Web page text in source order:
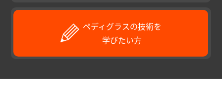
ペディグラスの技術を
学びたい方